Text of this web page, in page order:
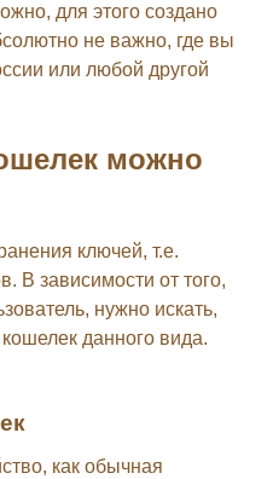
для этого создано
не важно, где вы
или любой другой
можно
ключей, т.е.
В зависимости от того,
нужно искать,
данного вида.
как обычная